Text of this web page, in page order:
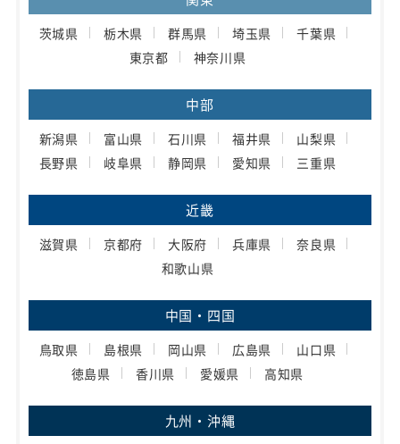
茨城県 栃木県 群馬県 埼玉県
千葉県
東京都
神奈川県
中部
新潟県 富山県 石川県 福井県
山梨県
長野県
岐阜県 静岡県 愛知県 三重県
近畿
滋賀県 京都府 大阪府 兵庫県
奈良県
和歌山県
中国・四国
鳥取県 島根県 岡山県 広島県
山口県
徳島県
香川県 愛媛県 高知県
九州・沖縄